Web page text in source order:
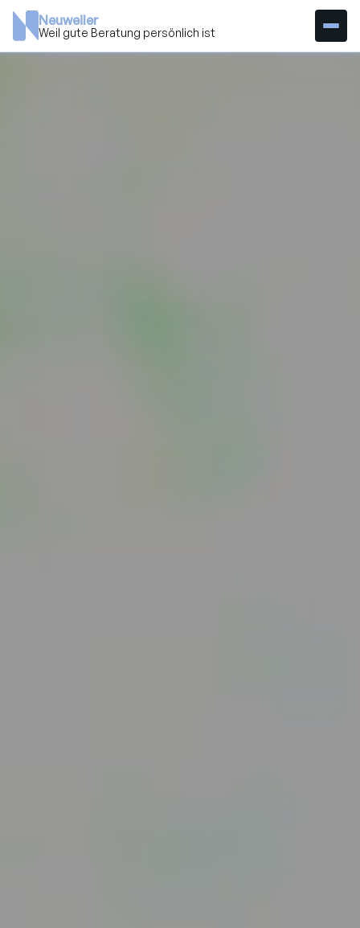
Neuweiler
Weil gute Beratung persönlich ist